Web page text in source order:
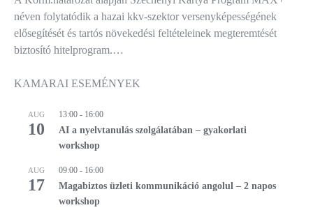
néven folytatódik a hazai kkv-szektor versenyképességének
elősegítését és tartós növekedési feltételeinek megteremtését
biztosító hitelprogram.…
KAMARAI ESEMÉNYEK
AUG
10
13:00 - 16:00
AI a nyelvtanulás szolgálatában – gyakorlati
workshop
AUG
17
09:00 - 16:00
Magabiztos üzleti kommunikáció angolul – 2 napos
workshop